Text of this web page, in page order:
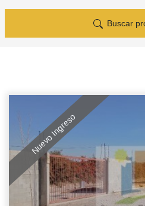
Buscar
Nuevo Ingreso